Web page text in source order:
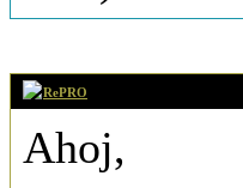
RePRO
Ahoj,